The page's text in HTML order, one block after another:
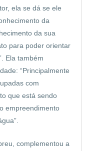
ela se dá se ele
da
da sua
para poder orientar
Ela também
“Principalmente
com
que está sendo
empreendimento
complementou a